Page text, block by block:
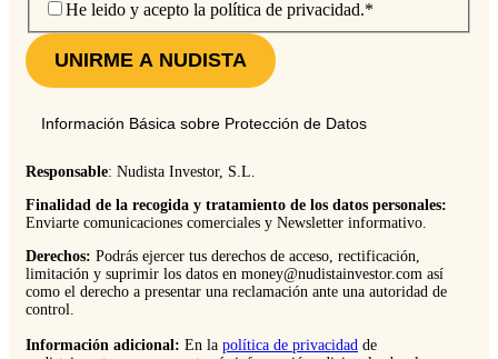
He
acepto
la
de
He leido y acepto la política de privacidad.*
UNIRME A NUDISTA
Información Básica sobre Protección de Datos
Responsable: Nudista Investor, S.L.
Finalidad de la recogida y tratamiento de los datos personales:
Enviarte comunicaciones comerciales y Newsletter informativo.
Derechos: Podrás ejercer tus derechos de acceso, rectificación,
limitación y suprimir los datos en money@nudistainvestor.com así
como el derecho a presentar una reclamación ante una autoridad de
control.
Información adicional: En la política de privacidad de